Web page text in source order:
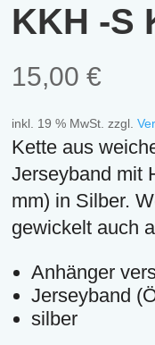
KKH -S
15,00€
inkl. 19 % MwSt. zzgl.
Kette aus
Jerseyband mit
mm) in Silber.
gewickelt auch
Anhänger
Jerseyband
silber